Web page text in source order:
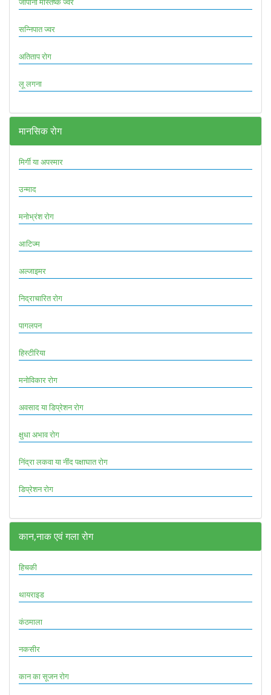
सन्निपात ज्वर
अतिताप रोग
लू लगना
मानसिक रोग
मिर्गी या अपस्मार
उन्माद
मनोभ्रंश रोग
आटिज्म
अल्जाइमर
निद्राचारित रोग
पागलपन
हिस्टीरिया
मनोविकार रोग
अवसाद या डिप्रेशन रोग
क्षुधा अभाव रोग
निंद्रा लकवा या नींद पक्षाघात रोग
डिप्रेशन रोग
कान,नाक एवं गला रोग
हिचकी
थायराइड
कंठमाला
नकसीर
कान का सूजन रोग